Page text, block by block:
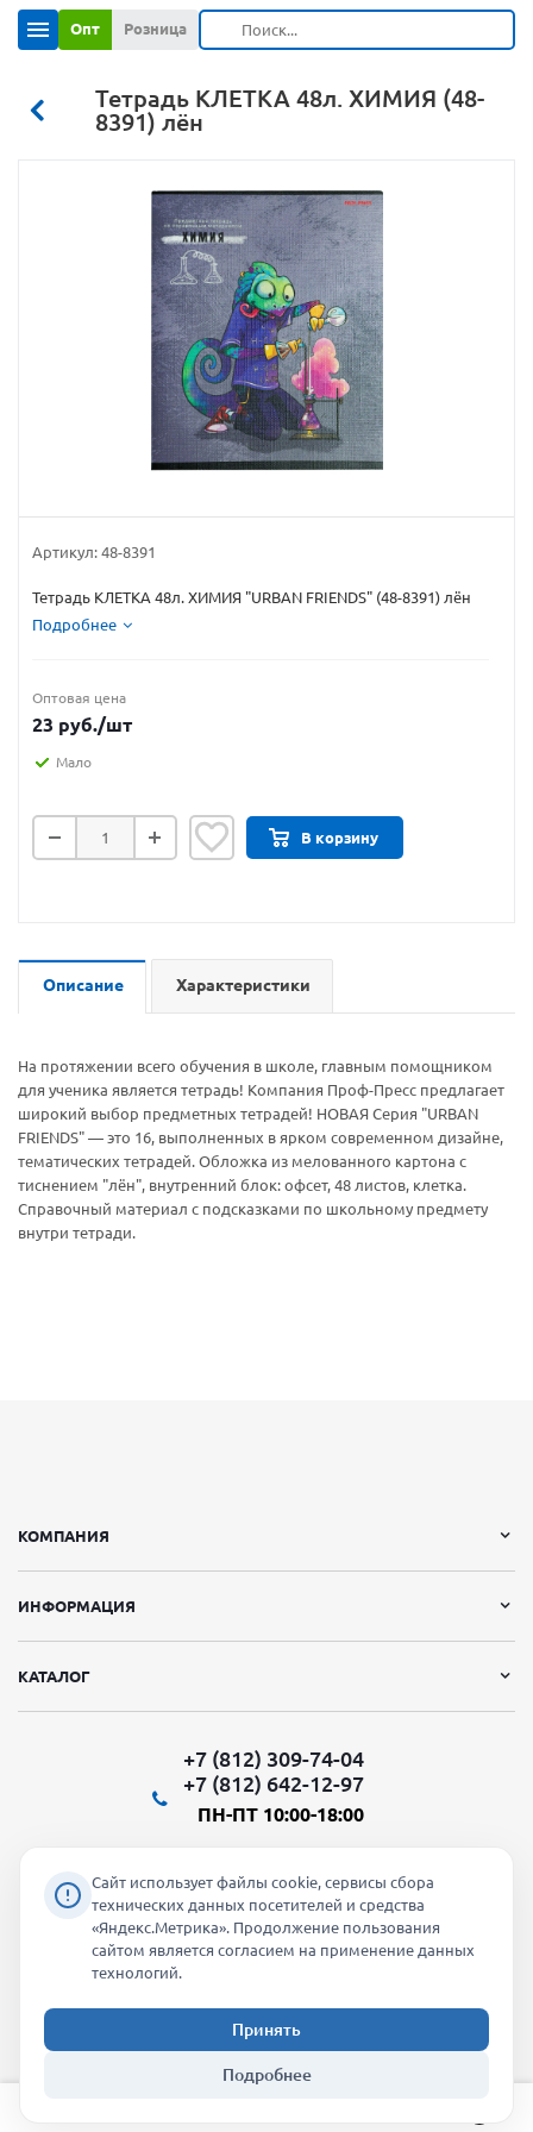
Опт Розница
Тетрадь КЛЕТКА 48л. ХИМИЯ (48-
8391) лён
Артикул: 48-8391
Тетрадь КЛЕТКА 48л. ХИМИЯ "URBAN FRIENDS" (48-8391) лён
Подробнее
Оптовая цена
23 руб./шт
Мало
В корзину
Описание Характеристики
На протяжении всего обучения в школе, главным помощником
для ученика является тетрадь! Компания Проф-Пресс предлагает
широкий выбор предметных тетрадей! НОВАЯ Серия "URBAN
FRIENDS" — это 16, выполненных в ярком современном дизайне,
тематических тетрадей. Обложка из мелованного картона с
тиснением "лён", внутренний блок: офсет, 48 листов, клетка.
Cправочный материал с подсказками по школьному предмету
внутри тетради.
КОМПАНИЯ
ИНФОРМАЦИЯ
КАТАЛОГ
+7 (812) 309-74-04
+7 (812) 642-12-97
ПН-ПТ 10:00-18:00
Мы в социальных сетях:
2026 © "Молти" - оптовый магазин
info@molti-shop.ru
Сайт использует файлы cookie, сервисы сбора
технических данных посетителей и средства
«Яндекс.Метрика». Продолжение пользования
сайтом является согласием на применение данных
технологий.
Принять
Подробнее